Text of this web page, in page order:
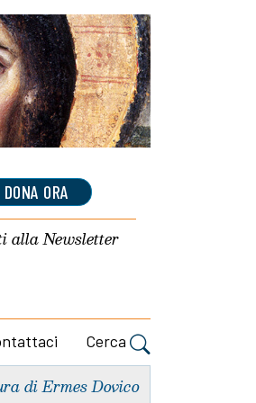
DONA ORA
allaNewsletter
Cerca
di Ermes Dovico